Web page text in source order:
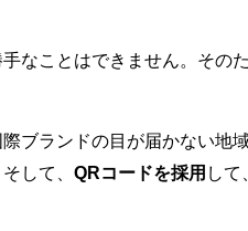
なことはできません。その
ブランドの目が届かない地
して、 QRコードを採用 して